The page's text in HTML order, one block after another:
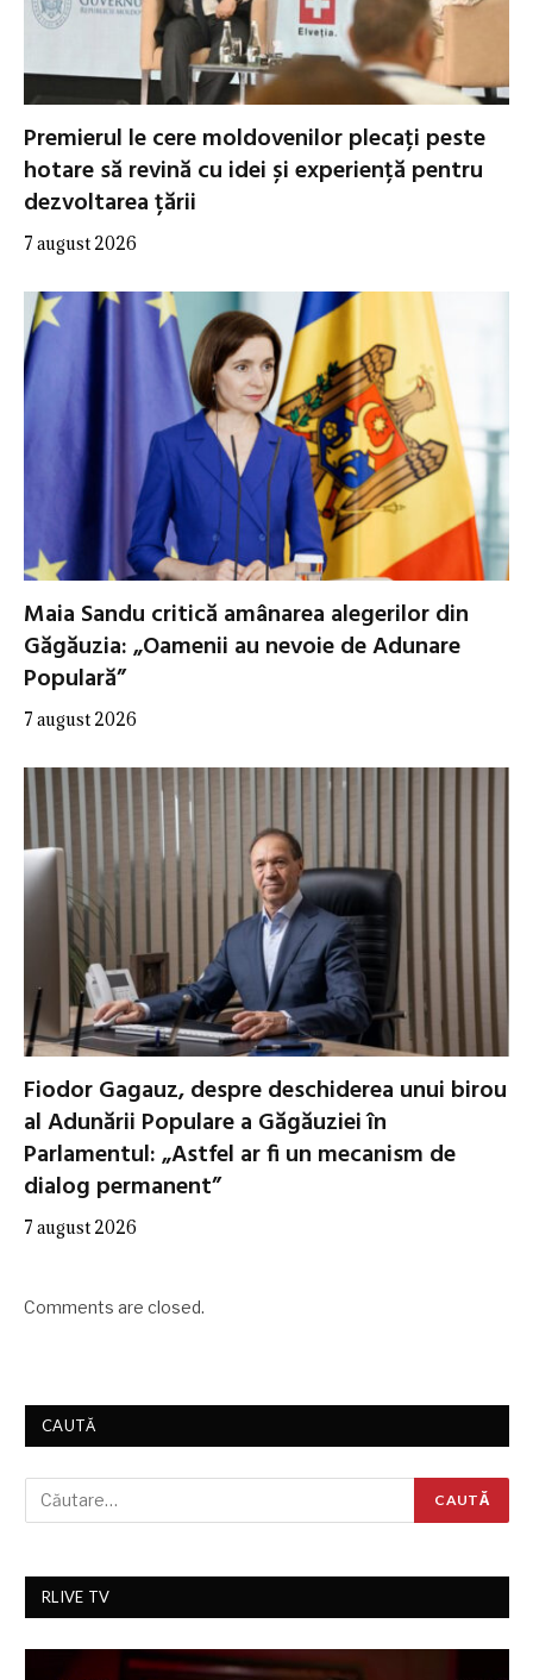
Premierul le cere moldovenilor plecați peste
hotare să revină cu idei și experiență pentru
dezvoltarea țării
7 august 2026
Maia Sandu critică amânarea alegerilor din
Găgăuzia: „Oamenii au nevoie de Adunare
Populară”
7 august 2026
Fiodor Gagauz, despre deschiderea unui birou
al Adunării Populare a Găgăuziei în
Parlamentul: „Astfel ar fi un mecanism de
dialog permanent”
7 august 2026
Comments are closed.
CAUTĂ
RLIVE TV